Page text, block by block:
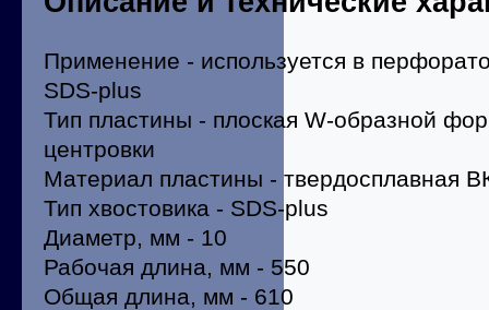
Применение - используется в
SDS-plus
Тип пластины - плоская W-образной
центровки
Материал пластины - твердосплавная
Тип хвостовика - SDS-plus
Диаметр, мм - 10
Рабочая длина, мм - 550
Общая длина, мм - 610